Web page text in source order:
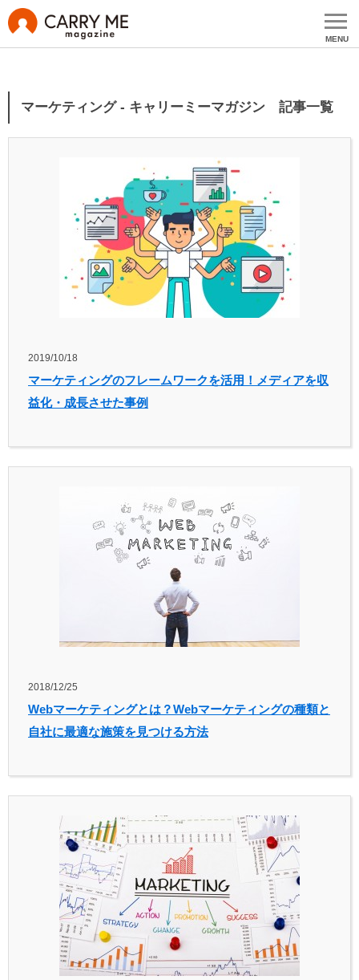
MENU
マーケティング - キャリーミーマガジン 記事一覧
2019/10/18
マーケティングのフレームワークを活用！メディアを収
益化・成長させた事例
2018/12/25
Webマーケティングとは？Webマーケティングの種類と
自社に最適な施策を見つける方法